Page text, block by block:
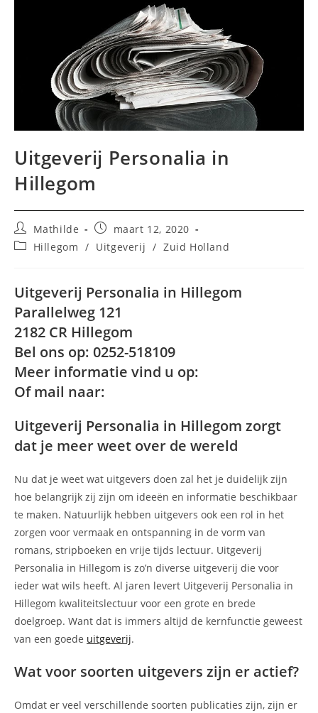
Uitgeverij Personalia in
Hillegom
Bericht
auteur:
Mathilde
Bericht
gepubliceerd
op:
maart 12, 2020
Berichtcategorie:
Hillegom / Uitgeverij / Zuid Holland
Uitgeverij Personalia in Hillegom
Parallelweg 121
2182 CR Hillegom
Bel ons op: 0252-518109
Meer informatie vind u op:
Of mail naar:
Uitgeverij Personalia in Hillegom zorgt
dat je meer weet over de wereld
Nu dat je weet wat uitgevers doen zal het je duidelijk zijn
hoe belangrijk zij zijn om ideeën en informatie beschikbaar
te maken. Natuurlijk hebben uitgevers ook een rol in het
zorgen voor vermaak en ontspanning in de vorm van
romans, stripboeken en vrije tijds lectuur. Uitgeverij
Personalia in Hillegom is zo’n diverse uitgeverij die voor
ieder wat wils heeft. Al jaren levert Uitgeverij Personalia in
Hillegom kwaliteitslectuur voor een grote en brede
doelgroep. Want dat is immers altijd de kernfunctie geweest
van een goede uitgeverij.
Wat voor soorten uitgevers zijn er actief?
Omdat er veel verschillende soorten publicaties zijn, zijn er